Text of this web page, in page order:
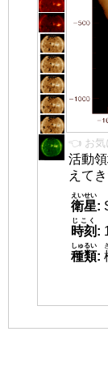
👈 お気
活動
えて
衛星
えいせい
:
時刻
じこく
:
種類
しゅるい
: